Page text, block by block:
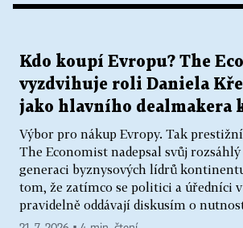
Kdo koupí Evropu? The
vyzdvihuje roli Daniela
jako hlavního dealmakera
Výbor pro nákup Evropy. Tak
The Economist nadepsal svůj
generaci byznysových lídrů
tom, že zatímco se politici a úředníci
pravidelně oddávají diskusím o